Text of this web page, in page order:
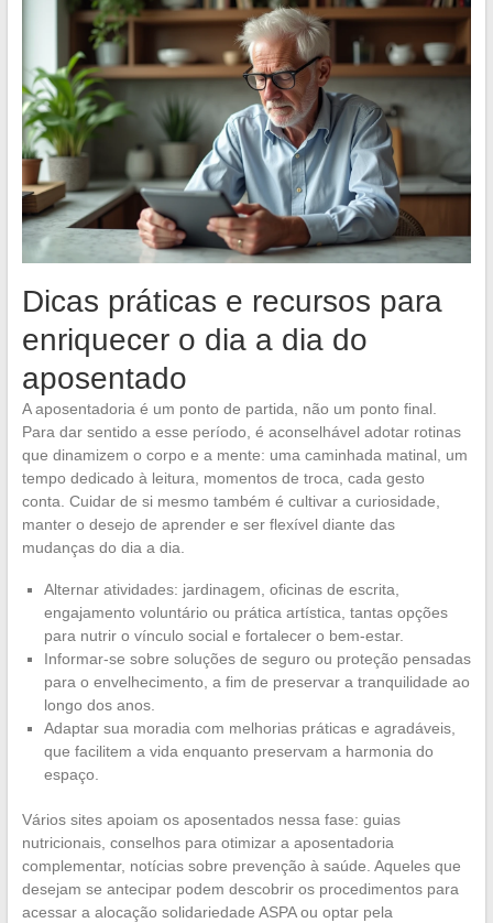
Dicas práticas e recursos para
enriquecer o dia a dia do
aposentado
A aposentadoria é um ponto de partida, não um ponto final.
Para dar sentido a esse período, é aconselhável adotar rotinas
que dinamizem o corpo e a mente: uma caminhada matinal, um
tempo dedicado à leitura, momentos de troca, cada gesto
conta. Cuidar de si mesmo também é cultivar a curiosidade,
manter o desejo de aprender e ser flexível diante das
mudanças do dia a dia.
Alternar atividades: jardinagem, oficinas de escrita,
engajamento voluntário ou prática artística, tantas opções
para nutrir o vínculo social e fortalecer o bem-estar.
Informar-se sobre soluções de seguro ou proteção pensadas
para o envelhecimento, a fim de preservar a tranquilidade ao
longo dos anos.
Adaptar sua moradia com melhorias práticas e agradáveis,
que facilitem a vida enquanto preservam a harmonia do
espaço.
Vários sites apoiam os aposentados nessa fase: guias
nutricionais, conselhos para otimizar a aposentadoria
complementar, notícias sobre prevenção à saúde. Aqueles que
desejam se antecipar podem descobrir os procedimentos para
acessar a alocação solidariedade ASPA ou optar pela